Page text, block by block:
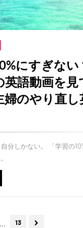
にすぎない
英語動画を見
のやり直し
分しかない。 「学習の
13